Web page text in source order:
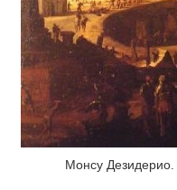
Монсу Дезидерио.